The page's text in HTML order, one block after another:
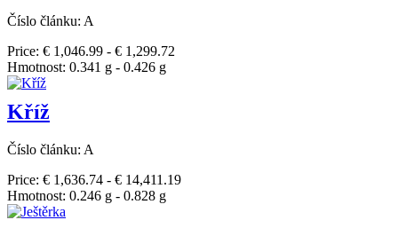
Číslo článku: A
Price: € 1,046.99 - € 1,299.72
Hmotnost: 0.341 g - 0.426 g
Kříž
Číslo článku: A
Price: € 1,636.74 - € 14,411.19
Hmotnost: 0.246 g - 0.828 g